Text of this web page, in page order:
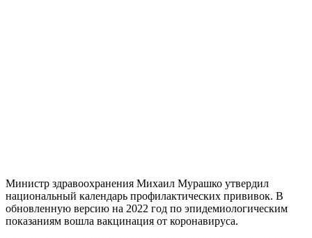
Министр здравоохранения Михаил Мурашко утвердил
национальный календарь профилактических прививок. В
обновленную версию на 2022 год по эпидемиологическим
показаниям вошла вакцинация от коронавируса.